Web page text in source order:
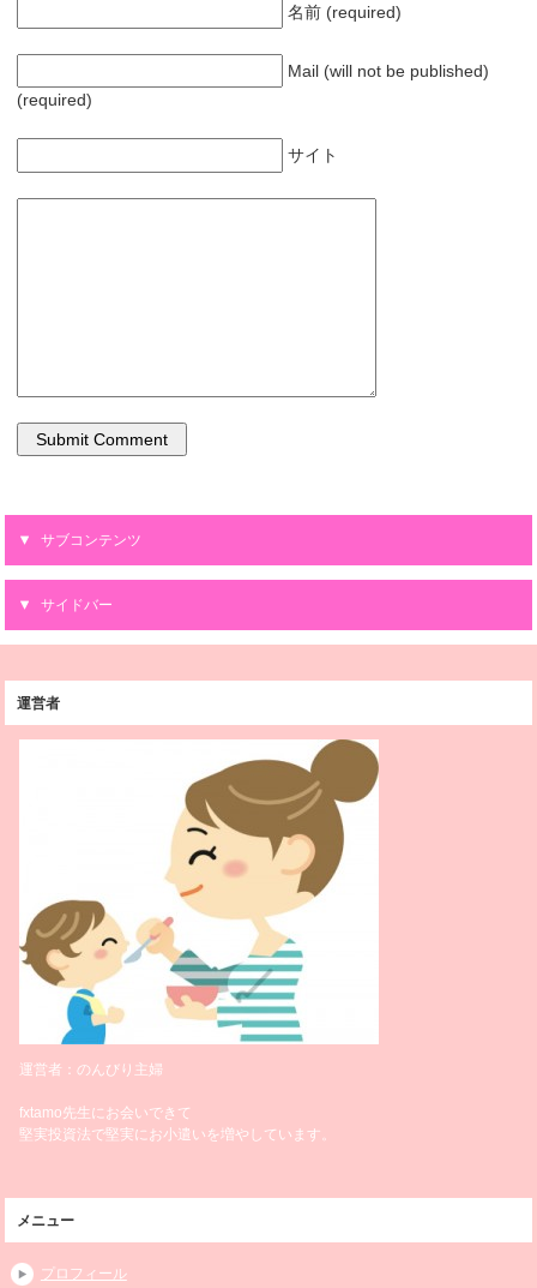
名前 (required)
Mail (will not be published)
(required)
サイト
サブコンテンツ
サイドバー
運営者
運営者：のんびり主婦
fxtamo先生にお会いできて
堅実投資法で堅実にお小遣いを増やしています。
メニュー
プロフィール